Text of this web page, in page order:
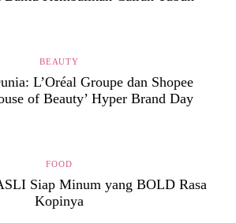
BEAUTY
L’Oréal Groupe dan Shopee
of Beauty’ Hyper Brand Day
FOOD
Siap Minum yang BOLD Rasa
Kopinya